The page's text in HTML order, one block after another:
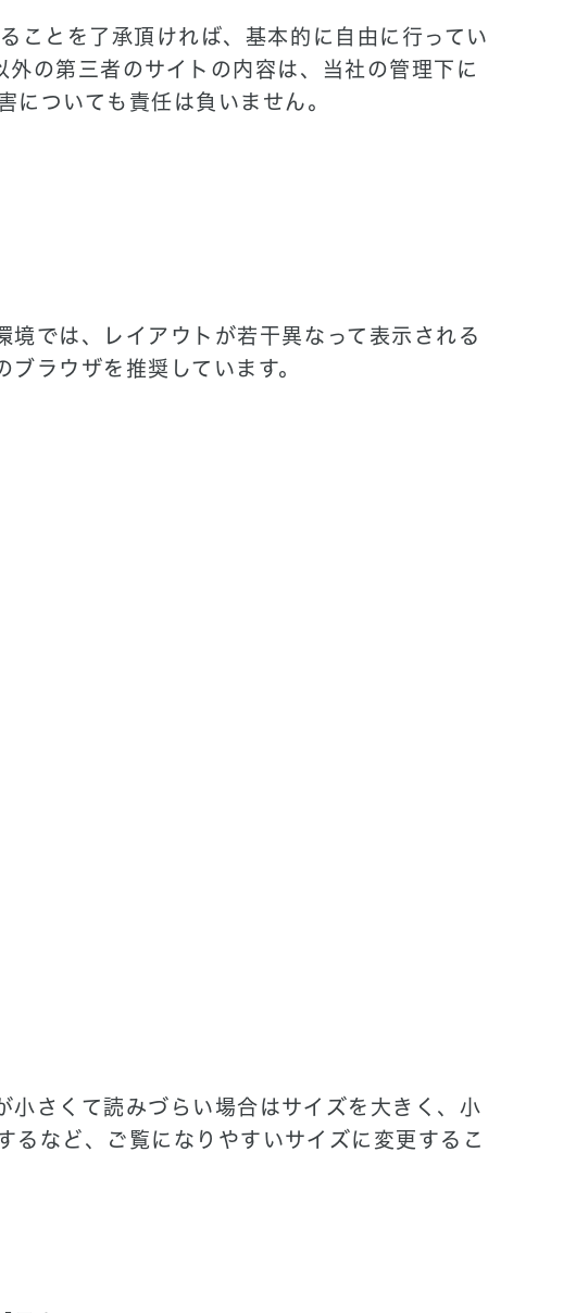
ことを了承頂ければ、基本的に自由に行ってい
の第三者のサイトの内容は、当社の管理下に
についても責任は負いません。
では、レイアウトが若干異なって表示される
ラウザを推奨しています。
さくて読みづらい場合はサイズを大きく、小
など、ご覧になりやすいサイズに変更するこ